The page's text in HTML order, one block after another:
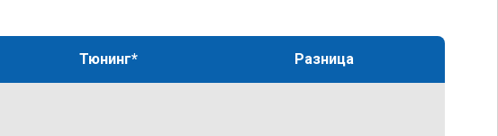
Тюнинг* Разница